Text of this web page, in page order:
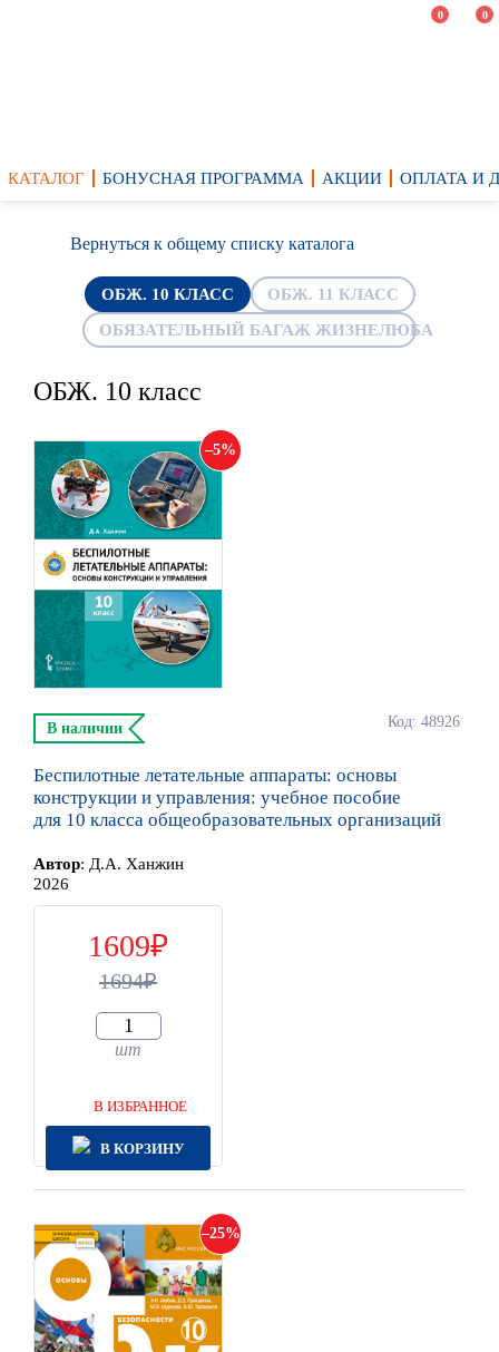
0 0
КАТАЛОГ БОНУСНАЯ ПРОГРАММА АКЦИИ ОПЛАТА И
Вернуться к общему списку каталога
ОБЖ. 10 КЛАСС
ОБЖ. 11 КЛАСС
ОБЯЗАТЕЛЬНЫЙ БАГАЖ ЖИЗНЕЛЮБА
ОБЖ. 10 класс
5
Код: 48926
В наличии
Беспилотные летательные аппараты: основы
конструкции и управления: учебное пособие
для 10 класса общеобразовательных организаций
Автор: Д.А. Ханжин
2026
1609
1694
шт
В ИЗБРАННОЕ
В КОРЗИНУ
25